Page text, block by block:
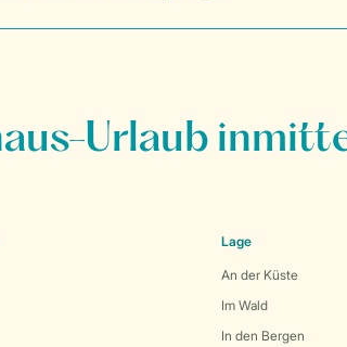
Urlaub
Lage
An der Küste
Im Wald
In den Bergen